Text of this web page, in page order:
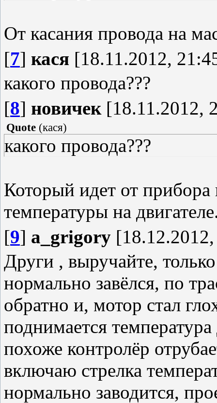
От касания провода на
[7] кася [18.11.2012,
какого провода???
[8] новичек[18.11.2012,
Quote (кася)
какого провода???
Который идет от прибора
температуры на
[9] a_grigory
Други , выручайте,
нормально завёлся, по
обратно и, мотор стал
поднимается
похоже контролёр
включаю стрелка
нормально заводится,